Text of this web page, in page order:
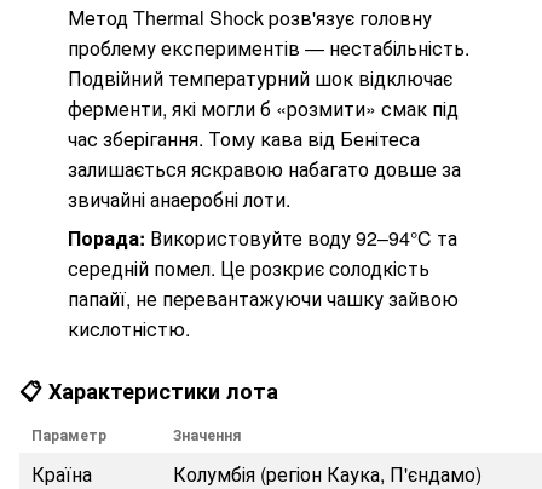
Метод Thermal Shock розв'язує головну
проблему експериментів — нестабільність.
Подвійний температурний шок відключає
ферменти, які могли б «розмити» смак під
час зберігання. Тому кава від Бенітеса
залишається яскравою набагато довше за
звичайні анаеробні лоти.
Порада: Використовуйте воду 92–94°C та
середній помел. Це розкриє солодкість
папайї, не перевантажуючи чашку зайвою
кислотністю.
📋 Характеристики лота
Параметр Значення
Країна Колумбія (регіон Каука, П'єндамо)